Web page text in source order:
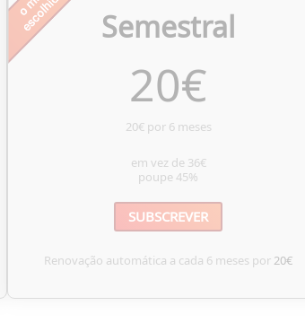
Semestral
20€
20€ por 6 meses
em vez de 36€
poupe45%
SUBSCREVER
Renovação automática a cada 6 meses por20€